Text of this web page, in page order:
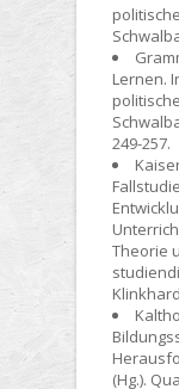
Lernen.
249-257.
Theorie
(Hg.).